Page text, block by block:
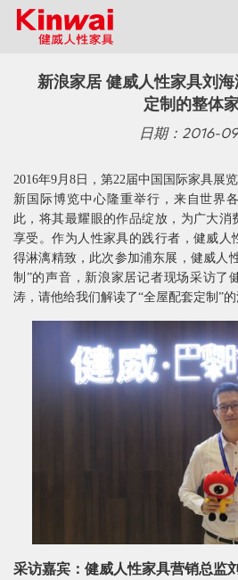
新浪家居 健威人性家具刘
定制的整体
日期：2016-
2016年9月8日，第22届中国国际家具展
新国际博览中心隆重举行，来自世界
此，将其最耀眼的作品绽放，为广大消
享受。作为人性家具的践行者，健威人
得淋漓精致，此次参加浦东展，健威人
制”的声音，新浪家居记者现场采访了
涛，请他给我们解读了“全屋配套定制”的
采访嘉宾：健威人性家具营销总监